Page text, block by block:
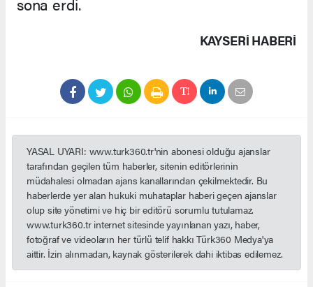
KAYSERI HABERİ
YASAL UYARI: www.turk360.tr'nin abonesi olduğu ajanslar
tarafından geçilen tüm haberler, sitenin editörlerinin
müdahalesi olmadan ajans kanallarından çekilmektedir. Bu
haberlerde yer alan hukuki muhataplar haberi geçen ajanslar
olup site yönetimi ve hiç bir editörü sorumlu tutulamaz.
www.turk360.tr internet sitesinde yayınlanan yazı, haber,
fotoğraf ve videoların her türlü telif hakkı Türk360 Medya'ya
aittir. İzin alınmadan, kaynak gösterilerek dahi iktibas edilemez.